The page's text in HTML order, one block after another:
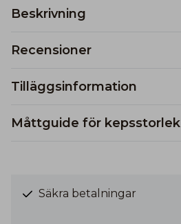
Beskrivning
Recensioner
Tilläggsinformation
Måttguide för kepsstorlek
Säkra betalningar